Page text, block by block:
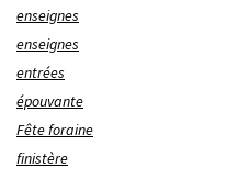
enseignes
enseignes
entrées
épouvante
Fête foraine
finistère